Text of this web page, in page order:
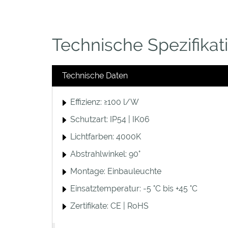
Technische
Technische Daten
Effizienz: ≥100 l/W
Schutzart: IP54 | IK06
Lichtfarben: 4000K
Abstrahlwinkel: 90°
Montage: Einbauleuchte
Einsatztemperatur: -5 °C bis +45 °C
Zertifikate: CE | RoHS